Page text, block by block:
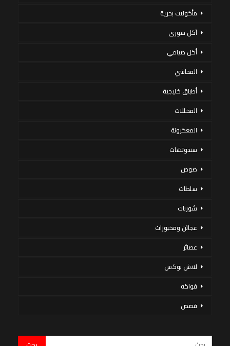
مأكولات بحرية
أكل سورى
أكل صيامي
المحاشي
أطباق خليجية
المخللات
المعكرونة
سندوتشات
صوص
سلطات
شوربات
عجائن ومخبوزات
عصائر
لانش بوكس
فواكه
قصص